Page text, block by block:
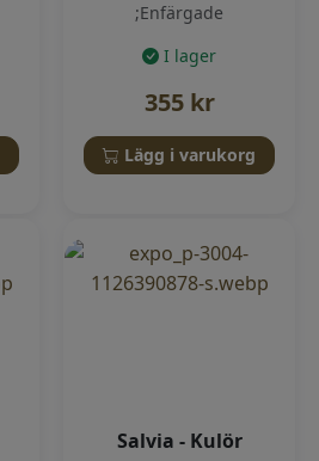
;Enfärgade
I lager
355 kr
Lägg i varukorg
Salvia - Kulör